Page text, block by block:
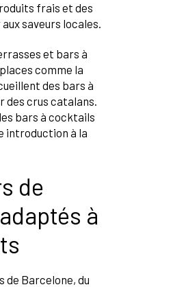
frais et des
saveurs locales.
et bars à
comme la
des bars à
des crus catalans.
bars à cocktails
introduction à la
de
à
de Barcelone, du